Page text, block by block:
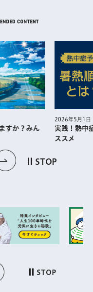
を表示 次のスライドを
STOP
すか？みん
2026年5月1日
実践！熱中
ススメ
表示 次のスライドを表
STOP